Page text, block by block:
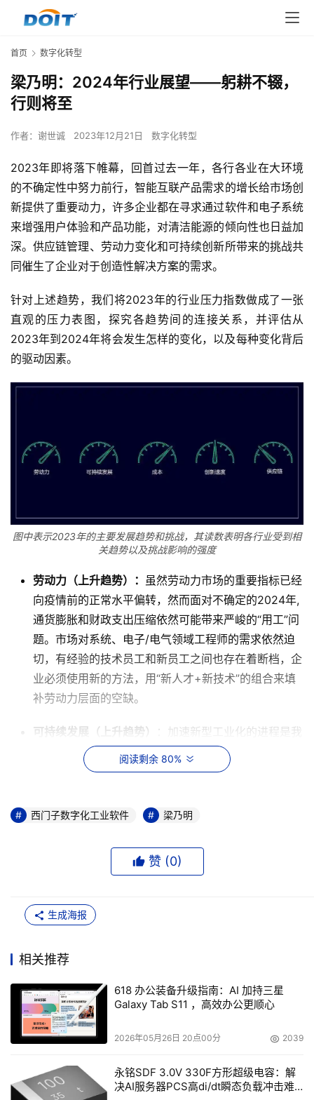
首页 数字化转型
梁乃明：2024年行业展望——躬耕不辍，
行则将至
作者： 谢世诚 2023年12月21日 数字化转型
2023年即将落下帷幕，回首过去一年，各行各业在大环境
的不确定性中努力前行，智能互联产品需求的增长给市场创
新提供了重要动力，许多企业都在寻求通过软件和电子系统
来增强用户体验和产品功能，对清洁能源的倾向性也日益加
深。供应链管理、劳动力变化和可持续创新所带来的挑战共
同催生了企业对于创造性解决方案的需求。
针对上述趋势，我们将2023年的行业压力指数做成了一张
直观的压力表图，探究各趋势间的连接关系，并评估从
2023年到2024年将会发生怎样的变化，以及每种变化背后
的驱动因素。
图中表示2023年的主要发展趋势和挑战，其读数表明各行业受到相
关趋势以及挑战影响的强度
劳动力（上升趋势）： 虽然劳动力市场的重要指标已经
向疫情前的正常水平偏转，然而面对不确定的2024年,
通货膨胀和财政支出压缩依然可能带来严峻的“用工”问
题。市场对系统、电子/电气领域工程师的需求依然迫
切，有经验的技术员工和新员工之间也存在着断档，企
业必须使用新的方法，用“新人才+新技术”的组合来填
补劳动力层面的空缺。
可持续发展（上升趋势）
：加速新型工业化的进程是我
国重要的战略部署之一，国家也部署了一系列举措来确
保新型工业化的成功和可持续发展。工业企业也需要积
制。在新政策、新商机、新要求的推动下，进入2024
创新速度（保持不变）：工业被认为是经济增长的主要
创新周期都呈现出长期加速的趋势；进入2024年，这
一趋势将继续维持，企业必须不断创新，才能保持竞争
居高不下，而在消费者层面，通膨和经济放缓降低了消
费者承担额外成本的意愿和能力，结果就导致了企业无
法在成本和售价之间寻到平衡，必须设法提高自身效
供应链（下降趋势）：随着供应链压力的缓解，全球核
阅读剩余 80%
西门子数字化工业软件 梁乃明
赞 (0)
生成海报
相关推荐
618 办公装备升级指南：AI 加持三星
Galaxy Tab S11 ，高效办公更顺心
2026年05月26日 20点00分 2039
永铭SDF 3.0V 330F方形超级电容：解
决AI服务器PCS高di/dt瞬态负载冲击难